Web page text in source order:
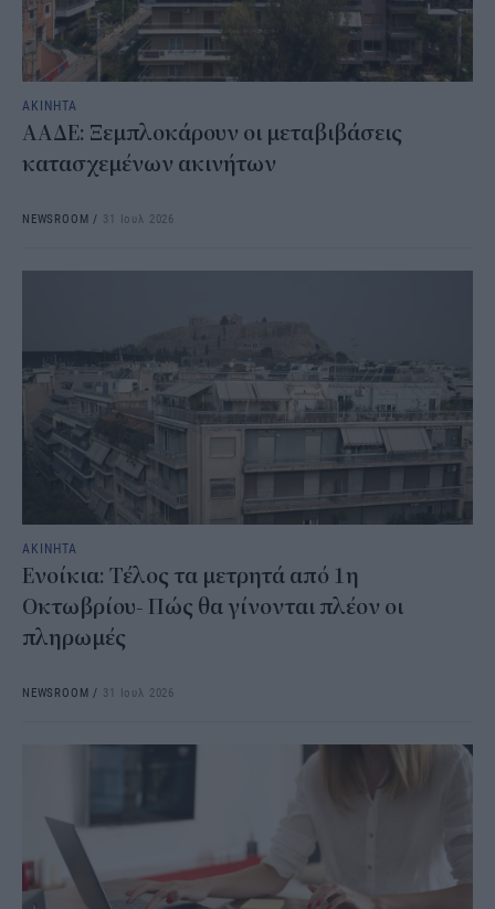
ΑΚΙΝΗΤΑ
ΑΑΔΕ: Ξεμπλοκάρουν οι μεταβιβάσεις
κατασχεμένων ακινήτων
NEWSROOM / 31 Ιουλ 2026
ΑΚΙΝΗΤΑ
Ενοίκια: Τέλος τα μετρητά από 1η
Οκτωβρίου- Πώς θα γίνονται πλέον οι
πληρωμές
NEWSROOM / 31 Ιουλ 2026